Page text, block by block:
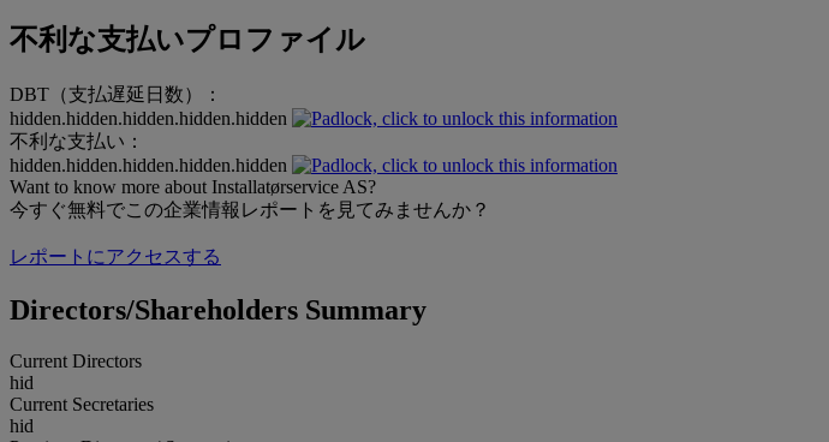
不利な支払いプロファイル
DBT（支払遅延日数）：
hidden.hidden.hidden.hidden.hidden
不利な支払い：
hidden.hidden.hidden.hidden.hidden
Want to know more about Installatørservice AS?
今すぐ無料でこの企業情報レポートを見てみませんか？
レポートにアクセスする
Directors/Shareholders Summary
Current Directors
hid
Current Secretaries
hid